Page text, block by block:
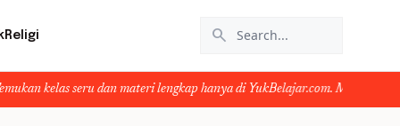
Religi search
dan materi lengkap hanya di YukBelajar.com. Mulai langkah suksesmu